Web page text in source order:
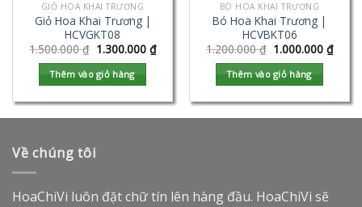
GIỎ HOA KHAI TRƯƠNG
Giỏ Hoa Khai Trương |
HCVGKT08
1.500.000₫ 1.300.000 ₫
Thêm vào giỏ hàng
BÓ HOA KHAI TRƯƠNG
Bó Hoa Khai Trương |
HCVBKT06
1.200.000₫ 1.000.000 ₫
Thêm vào giỏ hàng
Về chúng tôi
HoaChiVi luôn đặt chữ tín lên hàng đầu. HoaChiVi sẽ